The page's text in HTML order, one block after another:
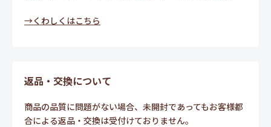
→くわしくはこちら
返品・交換について
商品の品質に問題がない場合、未開封であってもお客様都
合による返品・交換は受付けておりません。